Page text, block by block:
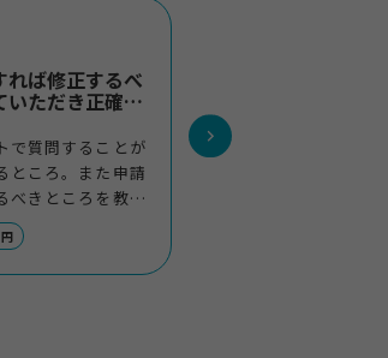
れば修正するべ
ただき正確な
で質問することが
ところ。また申請
べきところを教え
できるところ。
最初は何のことかよ